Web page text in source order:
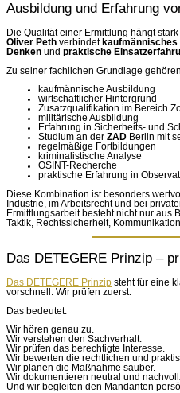
Ausbildung und Erfahrung
Die Qualität einer Ermittlung hängt
Oliver Peth verbindet kaufmännisches
Denken und praktische
Zu seiner fachlichen Grundlage
kaufmännische Ausbildung
wirtschaftlicher Hintergrund
Zusatzqualifikation im Bereich
militärische Ausbildung
Erfahrung in Sicherheits- und
Studium an der ZAD Berlin mit
regelmäßige Fortbildungen
kriminalistische Analyse
OSINT-Recherche
praktische Erfahrung in
Diese Kombination ist besonders
Industrie, im Arbeitsrecht und bei
Ermittlungsarbeit besteht nicht nur aus
Taktik, Rechtssicherheit,
Das DETEGERE Prinzip –
Das DETEGERE Prinzip steht für eine
vorschnell. Wir prüfen zuerst.
Das bedeutet:
Wir hören genau zu.
Wir verstehen den Sachverhalt.
Wir prüfen das berechtigte Interesse.
Wir bewerten die rechtlichen und
Wir planen die Maßnahme sauber.
Wir dokumentieren neutral und
Und wir begleiten den Mandanten